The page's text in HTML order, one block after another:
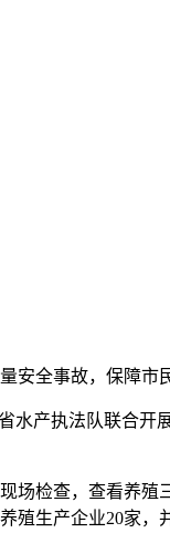
全事故，保障市
产执法队联合开
检查，查看养殖
生产企业20家，